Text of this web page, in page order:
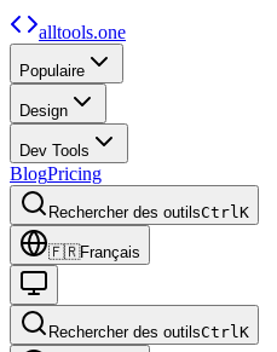
alltools.one
Populaire
Design
Dev Tools
BlogPricing
Rechercher des outilsCtrlK
🇫🇷Français
Rechercher des outilsCtrlK